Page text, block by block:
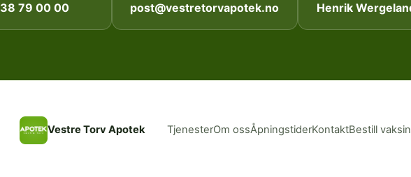
38 79 00 00 post@vestretorvapotek.no Henrik
Vestre Torv Apotek TjenesterOm ossÅpningstiderKontaktBestill